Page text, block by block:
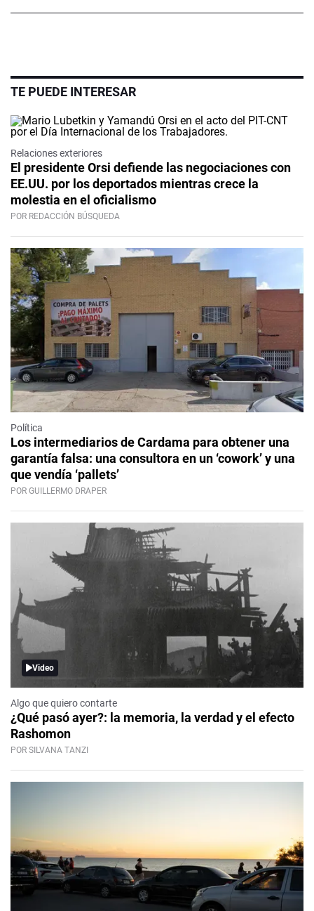
TE PUEDE INTERESAR
Relaciones exteriores
El presidente Orsi defiende las negociaciones con
EE.UU. por los deportados mientras crece la
molestia en el oficialismo
POR REDACCIÓN BÚSQUEDA
Política
Los intermediarios de Cardama para obtener una
garantía falsa: una consultora en un ‘cowork’ y una
que vendía ‘pallets’
POR GUILLERMO DRAPER
Video
Algo que quiero contarte
¿Qué pasó ayer?: la memoria, la verdad y el efecto
Rashomon
POR SILVANA TANZI